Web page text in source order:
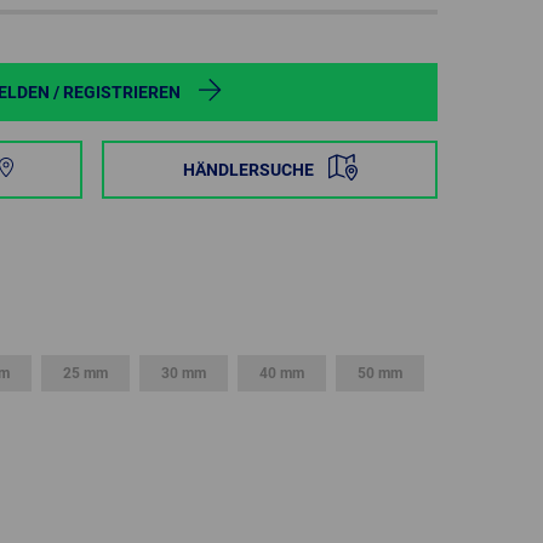
SWEDEN
SWITZERLAND
/ REGISTRIEREN
HÄNDLERSUCHE
25 mm 30 mm 40 mm 50 mm